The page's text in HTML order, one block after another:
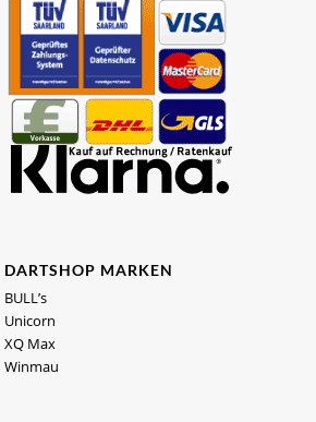
DARTSHOP MARKEN
BULL’s
Unicorn
XQ Max
Winmau